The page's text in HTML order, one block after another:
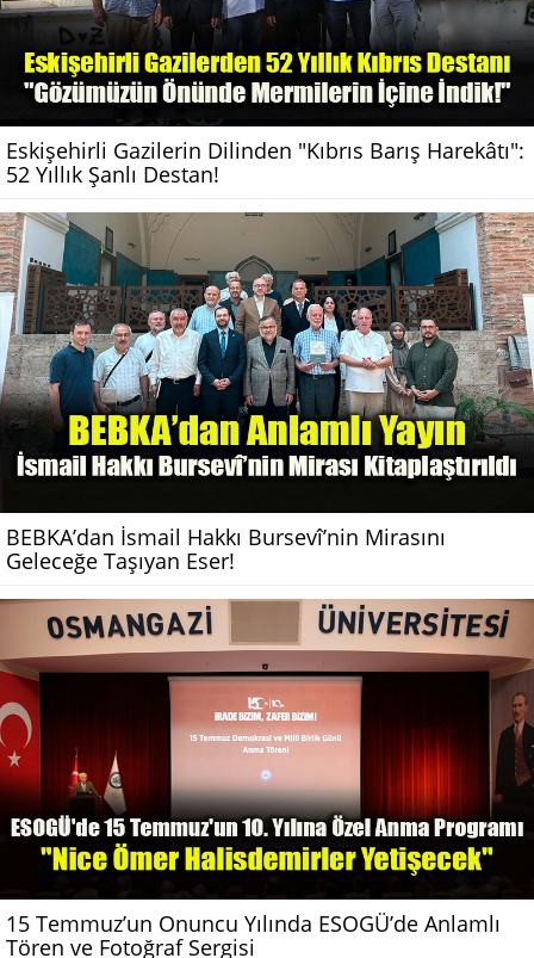
Eskişehirli Gazilerin Dilinden "Kıbrıs Barış Harekâtı":
52 Yıllık Şanlı Destan!
BEBKA’dan İsmail Hakkı Bursevî’nin Mirasını
Geleceğe Taşıyan Eser!
15 Temmuz’un Onuncu Yılında ESOGÜ’de Anlamlı
Tören ve Fotoğraf Sergisi